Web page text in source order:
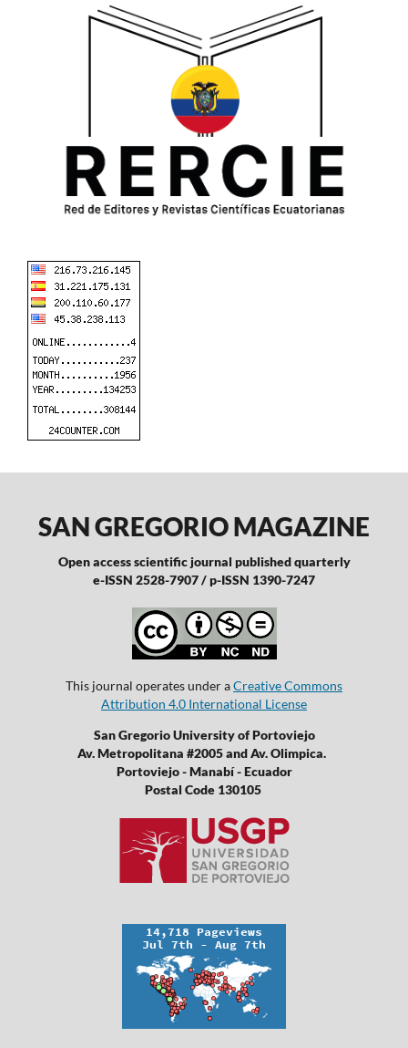
SAN GREGORIO MAGAZINE
Open access scientific journal published quarterly
e-ISSN 2528-7907 / p-ISSN 1390-7247
This journal operates under aCreative Commons
Attribution 4.0 International License
San Gregorio University of Portoviejo
Av. Metropolitana #2005 and Av. Olimpica.
Portoviejo - Manabí - Ecuador
Postal Code 130105